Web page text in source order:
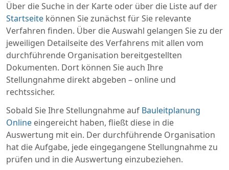
Über die Suche in der Karte oder über die Liste auf der
Startseite können Sie zunächst für Sie relevante
Verfahren finden. Über die Auswahl gelangen Sie zu der
jeweiligen Detailseite des Verfahrens mit allen vom
durchführende Organisation bereitgestellten
Dokumenten. Dort können Sie auch Ihre
Stellungnahme direkt abgeben – online und
rechtssicher.
Sobald Sie Ihre Stellungnahme auf Bauleitplanung
Online eingereicht haben, fließt diese in die
Auswertung mit ein. Der durchführende Organisation
hat die Aufgabe, jede eingegangene Stellungnahme zu
prüfen und in die Auswertung einzubeziehen.